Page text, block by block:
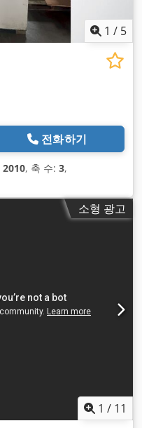
1 / 5
전화하기
2010, 축 수: 3,
소형 광고
1 / 11